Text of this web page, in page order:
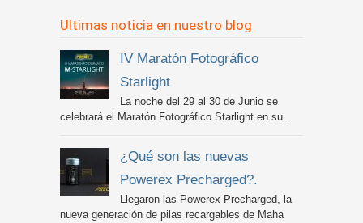
Ultimas noticia en nuestro blog
IV Maratón Fotográfico
Starlight
La noche del 29 al 30 de Junio se
celebrará el Maratón Fotográfico Starlight en su...
¿Qué son las nuevas
Powerex Precharged?.
Llegaron las Powerex Precharged, la
nueva generación de pilas recargables de Maha